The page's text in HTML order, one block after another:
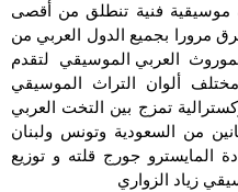
موسيقية فنية تنطلق من أقصى
مرورا بجميع الدول العربي من
العربي الموسيقي لتقدم
ألوان التراث الموسيقي
تمزج بين التخت العربي
من السعودية وتونس ولبنان
المايسترو جورج قلته و توزيع
زياد الزواري